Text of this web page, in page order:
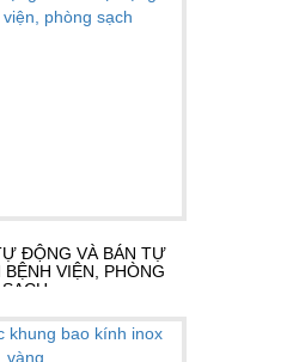
ĐỘNG VÀ BÁN TỰ
VIỆN, PHÒNG
SẠCH